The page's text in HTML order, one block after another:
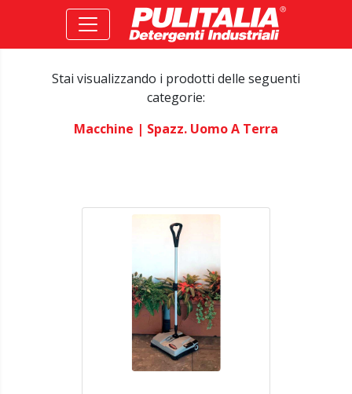
Stai visualizzando i prodotti delle seguenti
categorie:
Macchine | Spazz. Uomo A Terra